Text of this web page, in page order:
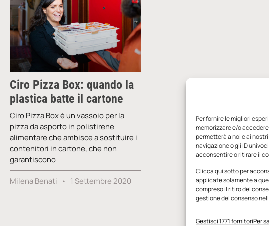
Per fornire le migliori
memorizzare e/o
permetterà a noi e ai
navigazione o gli ID
acconsentire o ritirare il
Clicca qui sotto per
applicate solamente a
compreso il ritiro del
gestione del consenso
Gestisci 1771 fornitoriPer
Ciro Pizza Box: quando la
plastica batte il cartone
Ciro Pizza Box è un vassoio per la
pizza da asporto in polistirene
alimentare che ambisce a sostituire i
contenitori in cartone, che non
garantiscono
Milena Benati 1 Settembre 2020